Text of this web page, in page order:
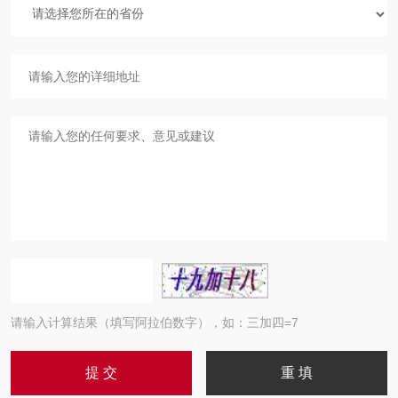
请输入计算结果（填写阿拉伯数字），如：三加四=7